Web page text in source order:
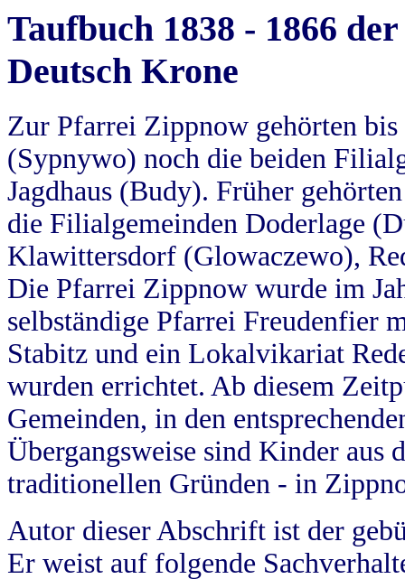
Taufbuch 1838 - 1866
Deutsch Krone
Zur Pfarrei Zippnow gehörten
(Sypnywo) noch die beiden
Jagdhaus (Budy). Früher
die Filialgemeinden Doderlage
Klawittersdorf (Glowaczewo),
Die Pfarrei Zippnow wurde im
selbständige Pfarrei Freudenfier
Stabitz und ein Lokalvikariat
wurden errichtet. Ab diesem
Gemeinden, in den
Übergangsweise sind Kinder aus
traditionellen Gründen - in
Autor dieser Abschrift ist der
Er weist auf folgende